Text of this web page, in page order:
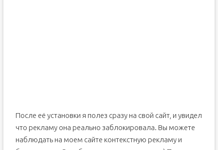
После её установки я полез сразу на свой сайт, и увидел
что рекламу она реально заблокировала. Вы можете
наблюдать на моем сайте контекстную рекламу и